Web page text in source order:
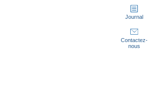
Journal
Contactez-
nous